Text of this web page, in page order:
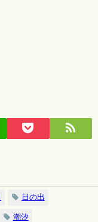
日の出
潮汐